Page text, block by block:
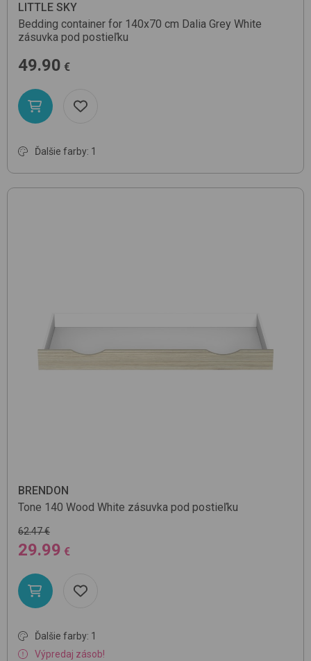
LITTLE SKY
Bedding container for 140x70 cm Dalia Grey White
zásuvka pod postieľku
49.90 €
Ďalšie farby: 1
BRENDON
Tone 140 Wood White zásuvka pod postieľku
62.47 €
29.99 €
Ďalšie farby: 1
Výpredaj zásob!